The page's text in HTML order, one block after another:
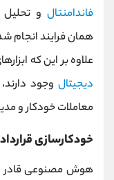
فاندامنتال و
همان فرایند انجام
علاوه بر این که
دیجیتال وجود
معاملات خودکار و
خودکارسازی
هوش مصنوعی قادر